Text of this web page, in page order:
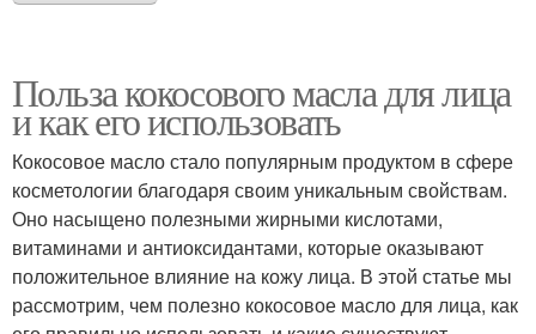
Польза кокосового масла для лица
и как его использовать
Кокосовое масло стало популярным продуктом в сфере
косметологии благодаря своим уникальным свойствам.
Оно насыщено полезными жирными кислотами,
витаминами и антиоксидантами, которые оказывают
положительное влияние на кожу лица. В этой статье мы
рассмотрим, чем полезно кокосовое масло для лица, как